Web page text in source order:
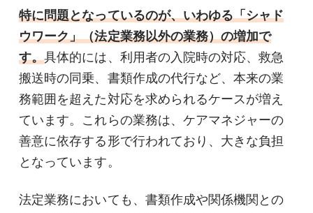
特に問題となっているのが、いわゆる「シャド
ウワーク」（法定業務以外の業務）の増加で
す。具体的には、利用者の入院時の対応、救急
搬送時の同乗、書類作成の代行など、本来の業
務範囲を超えた対応を求められるケースが増え
ています。これらの業務は、ケアマネジャーの
善意に依存する形で行われており、大きな負担
となっています。
法定業務においても、書類作成や関係機関との